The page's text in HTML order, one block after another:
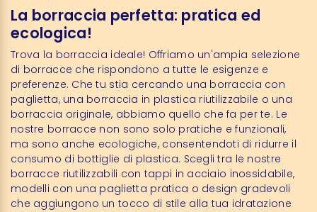
La borraccia perfetta: pratica ed
ecologica!
Trova la borraccia ideale! Offriamo un'ampia selezione
di borracce che rispondono a tutte le esigenze e
preferenze. Che tu stia cercando una borraccia con
paglietta, una borraccia in plastica riutilizzabile o una
borraccia originale, abbiamo quello che fa per te. Le
nostre borracce non sono solo pratiche e funzionali,
ma sono anche ecologiche, consentendoti di ridurre il
consumo di bottiglie di plastica. Scegli tra le nostre
borracce riutilizzabili con tappi in acciaio inossidabile,
modelli con una paglietta pratica o design gradevoli
che aggiungono un tocco di stile alla tua idratazione